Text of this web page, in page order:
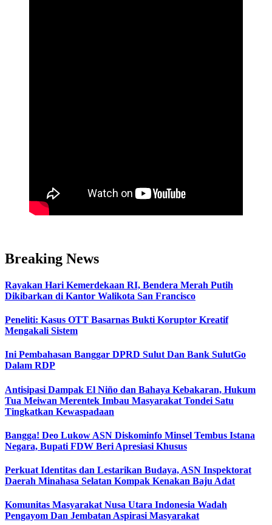
Breaking News
Rayakan Hari Kemerdekaan RI, Bendera Merah Putih
Dikibarkan di Kantor Walikota San Francisco
Peneliti: Kasus OTT Basarnas Bukti Koruptor Kreatif
Mengakali Sistem
Ini Pembahasan Banggar DPRD Sulut Dan Bank SulutGo
Dalam RDP
Antisipasi Dampak El Niño dan Bahaya Kebakaran, Hukum
Tua Meiwan Merentek Imbau Masyarakat Tondei Satu
Tingkatkan Kewaspadaan
Bangga! Deo Lukow ASN Diskominfo Minsel Tembus Istana
Negara, Bupati FDW Beri Apresiasi Khusus‎
Perkuat Identitas dan Lestarikan Budaya, ASN Inspektorat
Daerah Minahasa Selatan Kompak Kenakan Baju Adat
Komunitas Masyarakat Nusa Utara Indonesia Wadah
Pengayom Dan Jembatan Aspirasi Masyarakat